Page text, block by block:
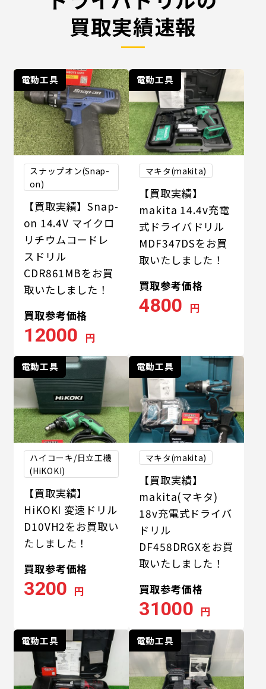
買取実績速報
電動工具
スナップオン(Snap-
on)
【買取実績】Snap-
on 14.4V マイクロ
リチウムコードレ
スドリル
CDR861MBをお買
取いたしました！
買取参考価格
12000 円
電動工具
マキタ(makita)
【買取実績】
makita 14.4v充電
式ドライバドリル
MDF347DSをお買
取いたしました！
買取参考価格
4800 円
電動工具
ハイコーキ/日立工機
(HiKOKI)
【買取実績】
HiKOKI 変速ドリル
D10VH2をお買取い
たしました！
買取参考価格
3200 円
電動工具
マキタ(makita)
【買取実績】
makita(マキタ)
18v充電式ドライバ
ドリル
DF458DRGXをお買
取いたしました！
買取参考価格
31000 円
電動工具 電動工具